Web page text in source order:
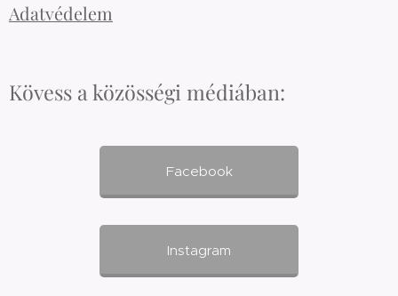
Adatvédelem
Kövess a közösségi médiában:
Facebook
Instagram